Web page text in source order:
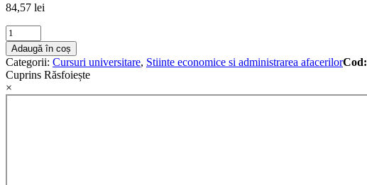
84,57 lei
2011
Romanian
management
assessment
quantity
Adaugă în coș
Categorii: Cursuri universitare, Stiinte economice si administrarea afacerilorCod:
Cuprins Răsfoiește
×